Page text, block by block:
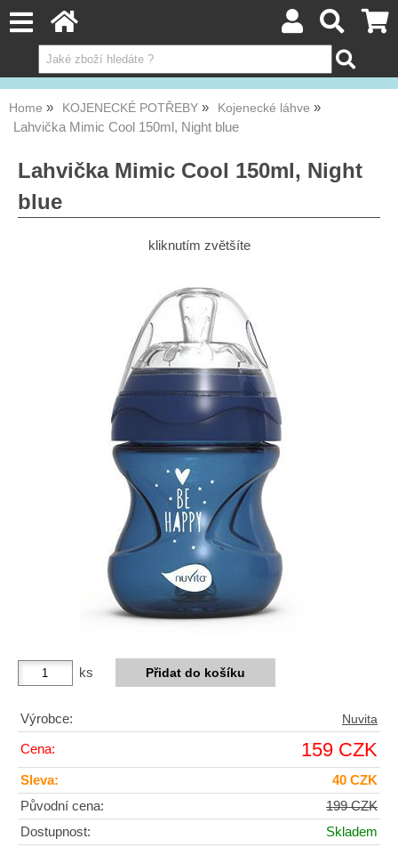
Home KOJENECKÉ POTŘEBY Kojenecké láhve
Lahvička Mimic Cool 150ml, Night blue
Lahvička Mimic Cool 150ml, Night
blue
kliknutím zvětšíte
ks
Výrobce: Nuvita
Cena: 159 CZK
Sleva:
40 CZK
Původní cena:
199 CZK
Dostupnost:
Skladem